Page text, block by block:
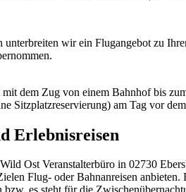
wir ein Flugangebot zu
dem Zug von einem Bahnhof bis
Sitzplatzreservierung) am Tag vor
Erlebnisreisen
Ost Veranstalterbüro in 02730
Flug- oder Bahnanreisen